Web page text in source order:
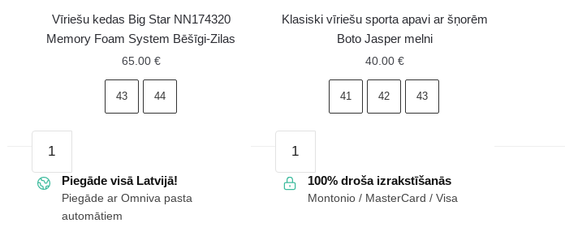
Vīriešu kedas Big Star NN174320
Memory Foam System Bēšīgi-Zilas
65.00 €
43 44
kedas
Big
NN174320
Klasiski vīriešu sporta apavi ar šņorēm
Boto Jasper melni
40.00 €
41 42 43
vīriešu
sporta
Piegāde visā Latvijā!
Piegāde ar Omniva pasta
automātiem
100% droša izrakstīšanās
Montonio / MasterCard / Visa